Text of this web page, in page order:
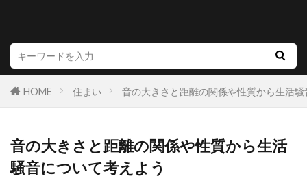
HOME 住まい 音の大きさと距離の関係や性質から生活
音の大きさと距離の関係や性質から生活
騒音について考えよう